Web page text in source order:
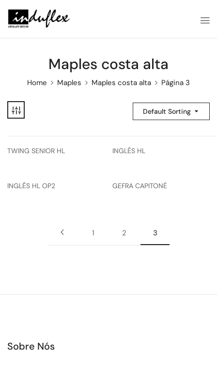
Maples costa alta
Home Maples Maples costa alta Página 3
Default Sorting
TWING SENIOR HL INGLÊS HL
INGLÊS HL OP2 GEFRA CAPITONÉ
1 2 3
Sobre Nós